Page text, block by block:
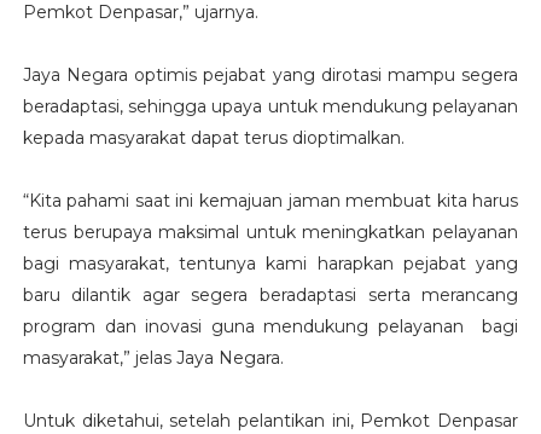
Pemkot Denpasar,” ujarnya.
Jaya Negara optimis pejabat yang dirotasi mampu segera
beradaptasi, sehingga upaya untuk mendukung pelayanan
kepada masyarakat dapat terus dioptimalkan.
“Kita pahami saat ini kemajuan jaman membuat kita harus
terus berupaya maksimal untuk meningkatkan pelayanan
bagi masyarakat, tentunya kami harapkan pejabat yang
baru dilantik agar segera beradaptasi serta merancang
program dan inovasi guna mendukung pelayanan bagi
masyarakat,” jelas Jaya Negara.
Untuk diketahui, setelah pelantikan ini, Pemkot Denpasar